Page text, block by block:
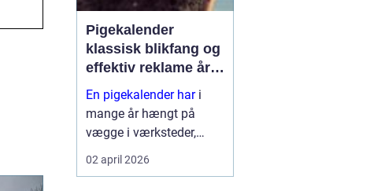
Pigekalender
klassisk blikfang og
effektiv reklame året
rundt
En pigekalender hari
mange år hængt på
vægge i værksteder,
lagerhaller og
frokoststuer over hele
02 april 2026